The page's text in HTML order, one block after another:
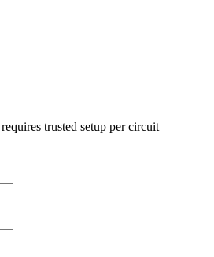
trusted setup per circuit